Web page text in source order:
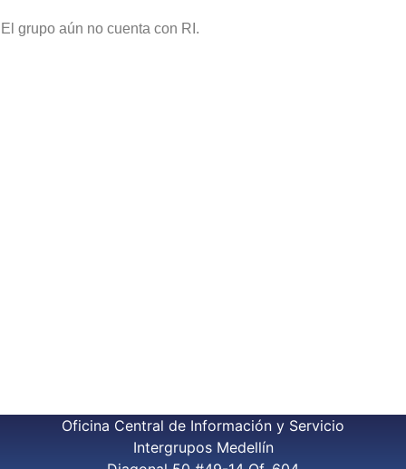
El grupo aún no cuenta con RI.
Oficina Central de Información y Servicio
Intergrupos Medellín